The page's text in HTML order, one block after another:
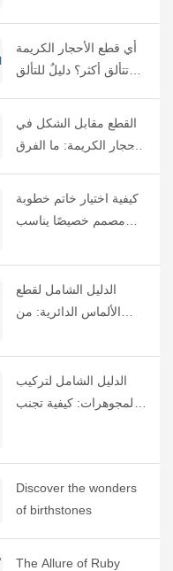
حجماً؟
أي قطع الأحجار الكريمة
تتألق أكثر؟ دليلٌ للتألق
القطع مقابل الشكل في
الأحجار الكريمة: ما الفرق
كيفية اختيار خاتم خطوبة
مصمم خصيصًا يناسب
الدليل الشامل لقطع
الألماس الدائرية: من
ساكورا
الدليل الشامل لتركيب
المجوهرات: كيفية تجنب
Discover the wonders
of birthstones
The Allure of Ruby